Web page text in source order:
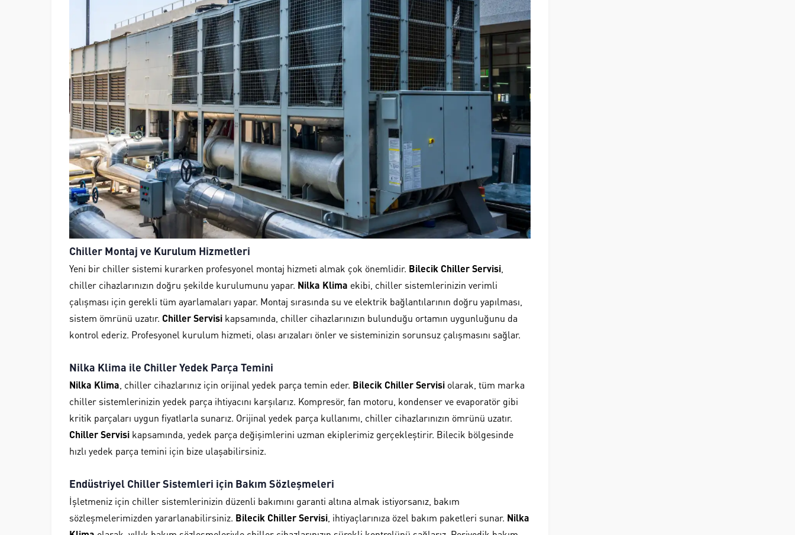
Chiller Montaj ve Kurulum Hizmetleri
Yeni bir chiller sistemi kurarken profesyonel montaj hizmeti almak çok önemlidir. Bilecik Chiller Servisi
chiller cihazlarınızın doğru şekilde kurulumunu yapar. Nilka Klima ekibi, chiller sistemlerinizin verimli
çalışması için gerekli tüm ayarlamaları yapar. Montaj sırasında su ve elektrik bağlantılarının doğru yapılması,
sistem ömrünü uzatır. Chiller Servisi kapsamında, chiller cihazlarınızın bulunduğu ortamın uygunluğunu da
kontrol ederiz. Profesyonel kurulum hizmeti, olası arızaları önler ve sisteminizin sorunsuz çalışmasını sağlar.
Nilka Klima ile Chiller Yedek Parça Temini
Nilka Klima , chiller cihazlarınız için orijinal yedek parça temin eder. Bilecik Chiller Servisi olarak, tüm marka
chiller sistemlerinizin yedek parça ihtiyacını karşılarız. Kompresör, fan motoru, kondenser ve evaporatör gibi
kritik parçaları uygun fiyatlarla sunarız. Orijinal yedek parça kullanımı, chiller cihazlarınızın ömrünü uzatır.
Chiller Servisi kapsamında, yedek parça değişimlerini uzman ekiplerimiz gerçekleştirir. Bilecik bölgesinde
hızlı yedek parça temini için bize ulaşabilirsiniz.
Endüstriyel Chiller Sistemleri için Bakım Sözleşmeleri
İşletmeniz için chiller sistemlerinizin düzenli bakımını garanti altına almak istiyorsanız, bakım
sözleşmelerimizden yararlanabilirsiniz. Bilecik Chiller Servisi , ihtiyaçlarınıza özel bakım paketleri sunar. Nilka